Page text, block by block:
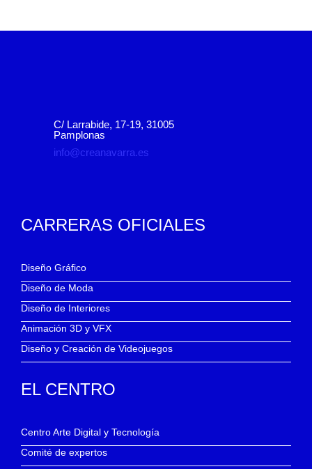
C/ Larrabide, 17-19, 31005
Pamplonas
info@creanavarra.es
CARRERAS OFICIALES
Diseño Gráfico
Diseño de Moda
Diseño de Interiores
Animación 3D y VFX
Diseño y Creación de Videojuegos
EL CENTRO
Centro Arte Digital y Tecnología
Comité de expertos